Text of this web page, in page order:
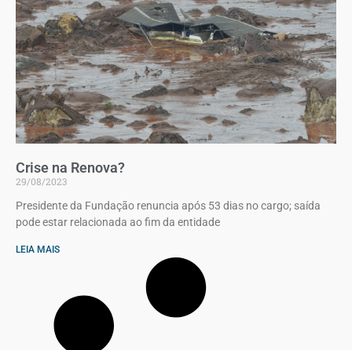
Crise na Renova?
29/08/2023
Presidente da Fundação renuncia após 53 dias no cargo; saída
pode estar relacionada ao fim da entidade
LEIA MAIS